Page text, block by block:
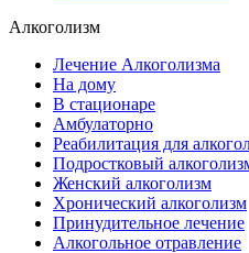
Алкоголизм
Лечение Алкоголизма
На дому
В стационаре
Амбулаторно
Реабилитация для
Подростковый
Женский алкоголизм
Хронический алкоголизм
Принудительное лечение
Алкогольное отравление